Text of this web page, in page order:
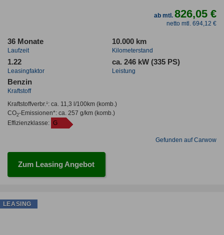
ab mtl.826,05 €
netto mtl. 694,12 €
36 Monate
Laufzeit
10.000 km
Kilometerstand
1.22
Leasingfaktor
ca. 246 kW (335 PS)
Leistung
Benzin
Kraftstoff
Kraftstoffverbr.¹: ca. 11,3 l/100km(komb.)
CO2-Emissionen*: ca. 257 g/km(komb.)
Effizienzklasse: G
Gefunden auf Carwow
Zum Leasing Angebot
LEASING